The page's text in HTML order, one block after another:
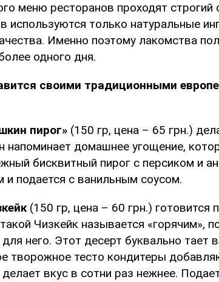
меню ресторанов проходят строгий
используются только натуральные
Именно поэтому лакомства
одного дня.
своими традиционными
пирог» (150 гр, цена – 65 грн.)
напоминает домашнее угощение,
бисквитный пирог с персиком и
и подается с ванильным соусом.
(150 гр, цена – 60 грн.) готовится
Чизкейк называется «горячим»,
него. Этот десерт буквально тает
творожное тесто кондитеры
вкус в сотни раз нежнее.